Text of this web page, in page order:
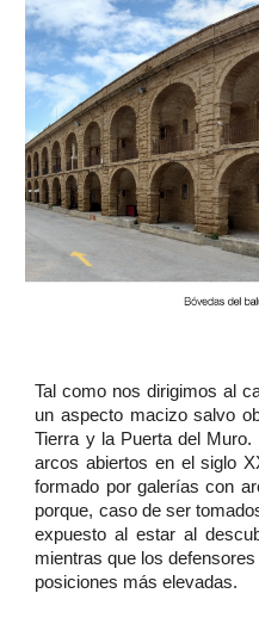
Tal como nos dirigimos al
un aspecto macizo salvo
Tierra y la Puerta del
arcos abiertos en el siglo
formado por galerías con
porque, caso de ser
expuesto al estar al
mientras que los
posiciones más elevadas.